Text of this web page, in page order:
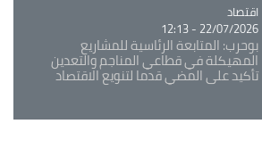
Catégorie
اقتصاد
22/07/2026 - 12:13
بوحرب: المتابعة الرئاسية للمشاريع
المهيكلة في قطاعي المناجم والتعدين
تأكيد على المضي قدما لتنويع الاقتصاد